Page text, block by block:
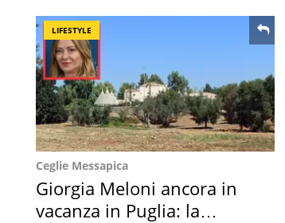
LIFESTYLE
Ceglie Messapica
Giorgia Meloni ancora in
vacanza in Puglia: la